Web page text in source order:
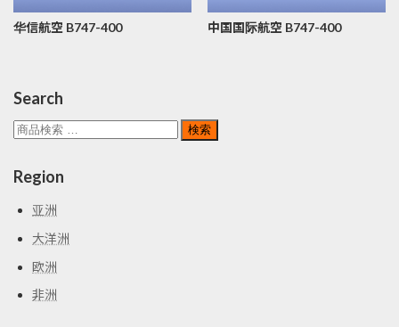
华信航空 B747-400 中国国际航空 B747-400
Search
検
象:
検索
Region
亚洲
大洋洲
欧洲
非洲